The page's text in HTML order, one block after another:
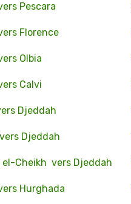
Pescara
Florence
Olbia
Calvi
Djeddah
Djeddah
el-Cheikh vers Djeddah
Hurghada